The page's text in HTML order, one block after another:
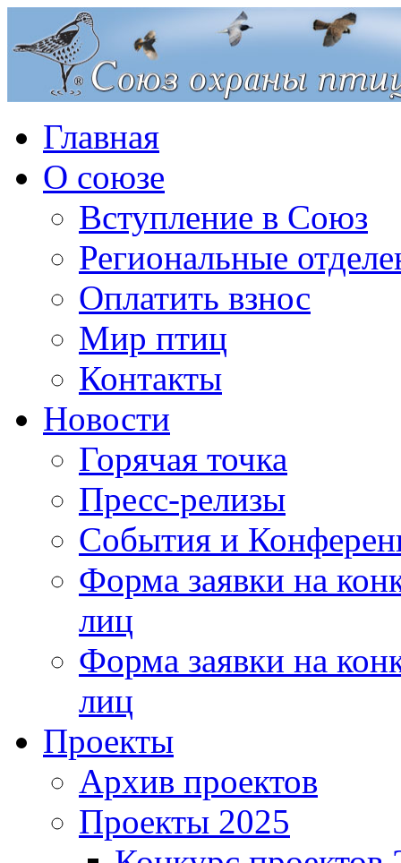
Главная
О союзе
Вступление в Союз
Региональные
Оплатить взнос
Мир птиц
Контакты
Новости
Горячая точка
Пресс-релизы
События и
Форма заявки на
лиц
Форма заявки на
лиц
Проекты
Архив проектов
Проекты 2025